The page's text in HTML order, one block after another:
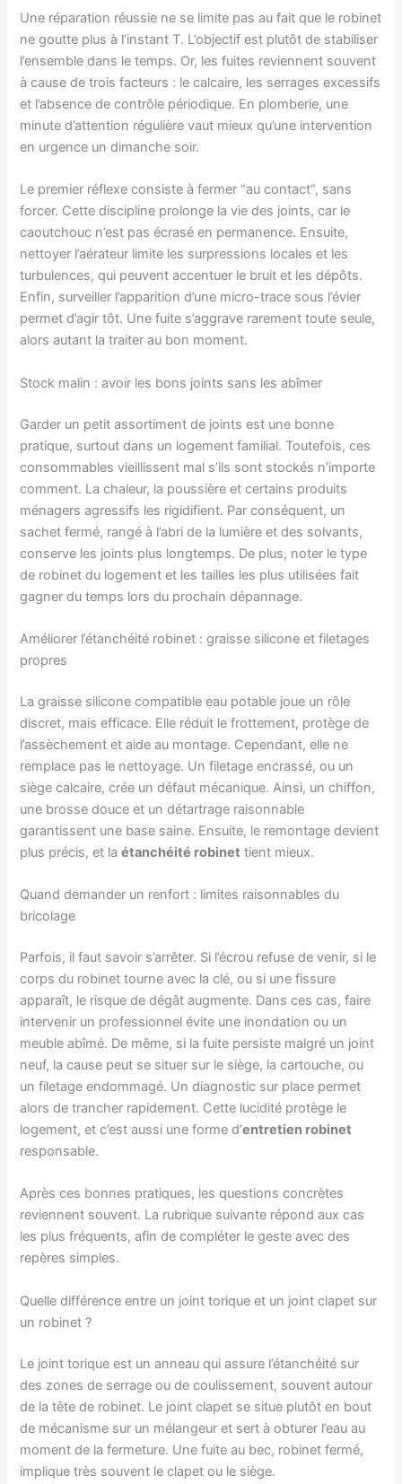
Une réparation réussie ne se limite pas au fait que le robinet
ne goutte plus à l’instant T. L’objectif est plutôt de stabiliser
l’ensemble dans le temps. Or, les fuites reviennent souvent
à cause de trois facteurs : le calcaire, les serrages excessifs
et l’absence de contrôle périodique. En plomberie, une
minute d’attention régulière vaut mieux qu’une intervention
en urgence un dimanche soir.
Le premier réflexe consiste à fermer “au contact”, sans
forcer. Cette discipline prolonge la vie des joints, car le
caoutchouc n’est pas écrasé en permanence. Ensuite,
nettoyer l’aérateur limite les surpressions locales et les
turbulences, qui peuvent accentuer le bruit et les dépôts.
Enfin, surveiller l’apparition d’une micro-trace sous l’évier
permet d’agir tôt. Une fuite s’aggrave rarement toute seule,
alors autant la traiter au bon moment.
Stock malin : avoir les bons joints sans les abîmer
Garder un petit assortiment de joints est une bonne
pratique, surtout dans un logement familial. Toutefois, ces
consommables vieillissent mal s’ils sont stockés n’importe
comment. La chaleur, la poussière et certains produits
ménagers agressifs les rigidifient. Par conséquent, un
sachet fermé, rangé à l’abri de la lumière et des solvants,
conserve les joints plus longtemps. De plus, noter le type
de robinet du logement et les tailles les plus utilisées fait
gagner du temps lors du prochain dépannage.
Améliorer l’étanchéité robinet : graisse silicone et filetages
propres
La graisse silicone compatible eau potable joue un rôle
discret, mais efficace. Elle réduit le frottement, protège de
l’assèchement et aide au montage. Cependant, elle ne
remplace pas le nettoyage. Un filetage encrassé, ou un
siège calcaire, crée un défaut mécanique. Ainsi, un chiffon,
une brosse douce et un détartrage raisonnable
garantissent une base saine. Ensuite, le remontage devient
plus précis, et laétanchéité robinet tient mieux.
Quand demander un renfort : limites raisonnables du
bricolage
Parfois, il faut savoir s’arrêter. Si l’écrou refuse de venir, si le
corps du robinet tourne avec la clé, ou si une fissure
apparaît, le risque de dégât augmente. Dans ces cas, faire
intervenir un professionnel évite une inondation ou un
meuble abîmé. De même, si la fuite persiste malgré un joint
neuf, la cause peut se situer sur le siège, la cartouche, ou
un filetage endommagé. Un diagnostic sur place permet
alors de trancher rapidement. Cette lucidité protège le
logement, et c’est aussi une forme d’entretien robinet
responsable.
Après ces bonnes pratiques, les questions concrètes
reviennent souvent. La rubrique suivante répond aux cas
les plus fréquents, afin de compléter le geste avec des
repères simples.
Quelle différence entre un joint torique et un joint clapet sur
un robinet ?
Le joint torique est un anneau qui assure l’étanchéité sur
des zones de serrage ou de coulissement, souvent autour
de la tête de robinet. Le joint clapet se situe plutôt en bout
de mécanisme sur un mélangeur et sert à obturer l’eau au
moment de la fermeture. Une fuite au bec, robinet fermé,
implique très souvent le clapet ou le siège.